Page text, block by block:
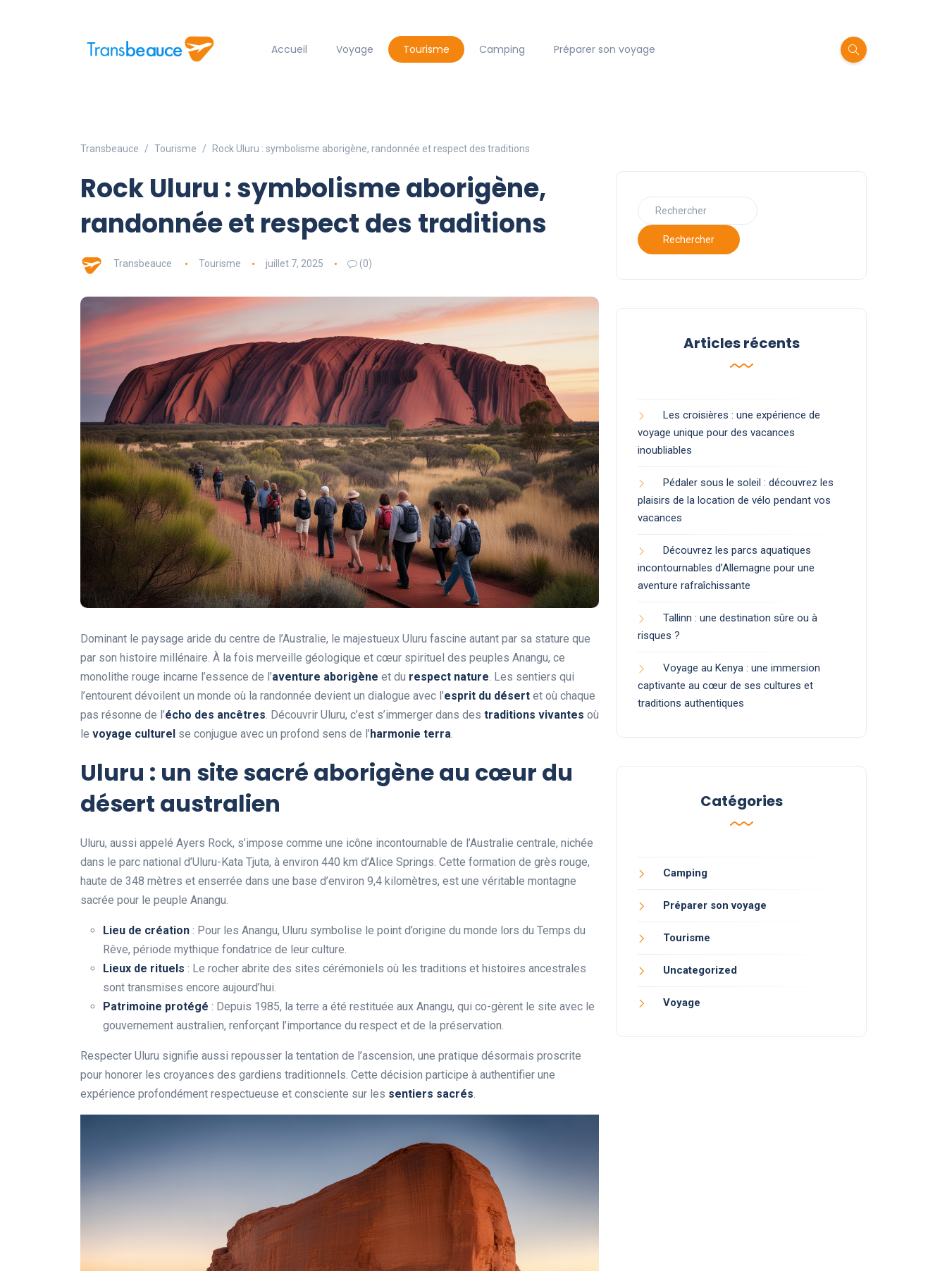
Accueil Voyage Tourisme Camping Préparer son voyage
Transbeauce Tourisme Rock Uluru : symbolisme aborigène, randonnée et respect des traditions
Rock Uluru : symbolisme aborigène,
randonnée et respect des traditions
Transbeauce Tourisme juillet 7, 2025 (0)
Dominant le paysage aride du centre de l’Australie, le majestueux Uluru fascine autant par sa stature que
par son histoire millénaire. À la fois merveille géologique et cœur spirituel des peuples Anangu, ce
monolithe rouge incarne l’essence de l’aventure aborigène et du respect nature . Les sentiers qui
l’entourent dévoilent un monde où la randonnée devient un dialogue avec l’esprit du désert et où chaque
pas résonne de l’écho des ancêtres . Découvrir Uluru, c’est s’immerger dans des traditions vivantes où
le voyage culturel se conjugue avec un profond sens de l’harmonie terra
Uluru : un site sacré aborigène au cœur du
désert australien
Uluru, aussi appelé Ayers Rock, s’impose comme une icône incontournable de l’Australie centrale, nichée
dans le parc national d’Uluru-Kata Tjuta, à environ 440 km d’Alice Springs. Cette formation de grès rouge,
haute de 348 mètres et enserrée dans une base d’environ 9,4 kilomètres, est une véritable montagne
sacrée pour le peuple Anangu.
Lieu de création : Pour les Anangu, Uluru symbolise le point d’origine du monde lors du Temps du
Rêve, période mythique fondatrice de leur culture.
Lieux de rituels : Le rocher abrite des sites cérémoniels où les traditions et histoires ancestrales
sont transmises encore aujourd’hui.
Patrimoine protégé : Depuis 1985, la terre a été restituée aux Anangu, qui co-gèrent le site avec le
gouvernement australien, renforçant l’importance du respect et de la préservation.
Respecter Uluru signifie aussi repousser la tentation de l’ascension, une pratique désormais proscrite
pour honorer les croyances des gardiens traditionnels. Cette décision participe à authentifier une
expérience profondément respectueuse et consciente sur les sentiers sacrés
Articles récents
Les croisières : une expérience de
voyage unique pour des vacances
inoubliables
Pédaler sous le soleil : découvrez les
plaisirs de la location de vélo pendant vos
vacances
Découvrez les parcs aquatiques
incontournables d’Allemagne pour une
aventure rafraîchissante
Tallinn : une destination sûre ou à
risques ?
Voyage au Kenya : une immersion
captivante au cœur de ses cultures et
traditions authentiques
Catégories
Camping
Préparer son voyage
Tourisme
Uncategorized
Voyage